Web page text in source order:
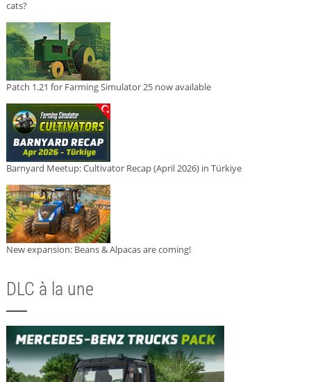
cats?
Patch 1.21 for Farming Simulator 25 now available
Barnyard Meetup: Cultivator Recap (April 2026) in Türkiye
New expansion: Beans & Alpacas are coming!
DLC à la une